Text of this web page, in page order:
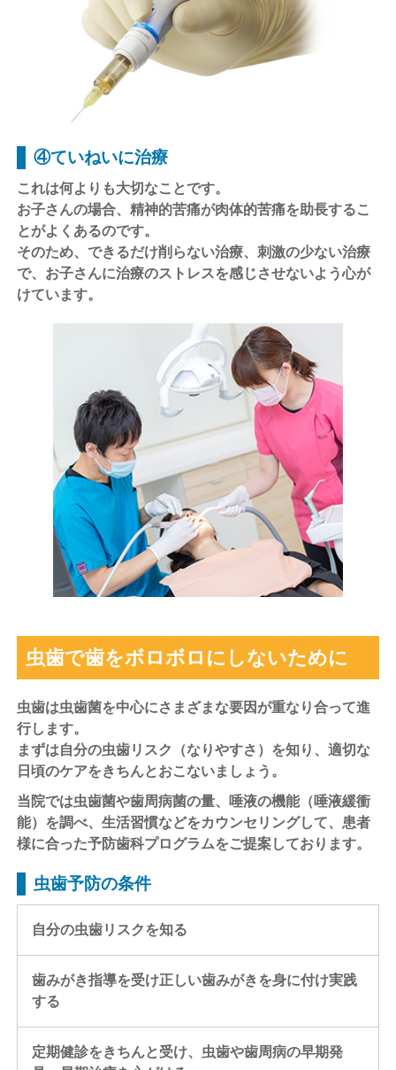
④ていねいに治療
これは何よりも大切なことです。
お子さんの場合、精神的苦痛が肉体的苦痛を助長するこ
とがよくあるのです。
そのため、できるだけ削らない治療、刺激の少ない治療
で、お子さんに治療のストレスを感じさせないよう心が
けています。
虫歯で歯をボロボロにしないために
虫歯は虫歯菌を中心にさまざまな要因が重なり合って進
行します。
まずは自分の虫歯リスク（なりやすさ）を知り、適切な
日頃のケアをきちんとおこないましょう。
当院では虫歯菌や歯周病菌の量、唾液の機能（唾液緩衝
能）を調べ、生活習慣などをカウンセリングして、患者
様に合った予防歯科プログラムをご提案しております。
虫歯予防の条件
自分の虫歯リスクを知る
歯みがき指導を受け正しい歯みがきを身に付け実践
する
定期健診をきちんと受け、虫歯や歯周病の早期発